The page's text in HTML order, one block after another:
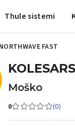
Thule sistemi
FAST
Moško
0 (0)